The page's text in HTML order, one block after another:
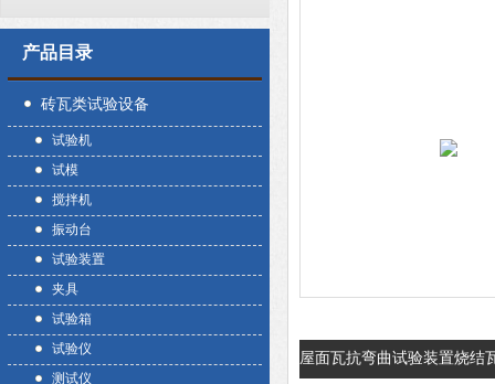
产品目录
砖瓦类试验设备
试验机
试模
搅拌机
振动台
试验装置
夹具
试验箱
试验仪
测试仪
屋面瓦抗弯曲试验装置烧结